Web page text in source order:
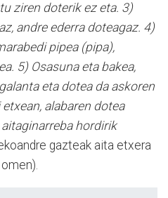
ziren doterik ez eta. 3)
andre ederra doteagaz. 4)
pipea (pipa),
5) Osasuna eta bakea,
eta dotea da askoren
alabaren dotea
hordirik
gazteak aita etxera